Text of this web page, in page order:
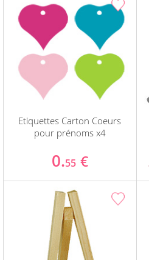
Etiquettes Carton Coeurs
pour prénoms x4
0.55 €